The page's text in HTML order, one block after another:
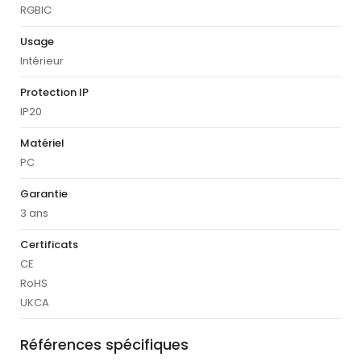
RGBIC
Usage
Intérieur
Protection IP
IP20
Matériel
PC
Garantie
3 ans
Certificats
CE
RoHS
UKCA
Références spécifiques